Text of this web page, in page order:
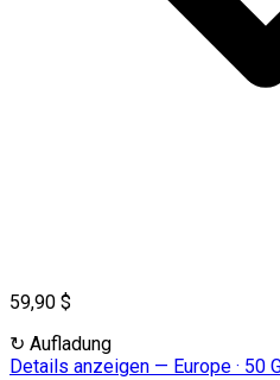
59,90 $
↻ Aufladung
Details anzeigen — Europe · 50